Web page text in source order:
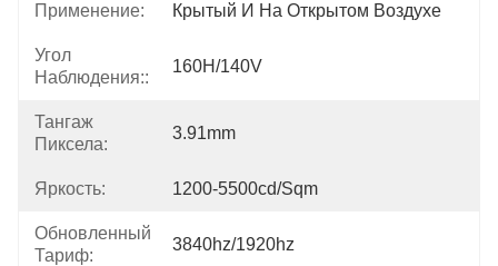
Применение: Крытый И На Открытом Воздухе
Угол
Наблюдения::
160H/140V
Тангаж
Пиксела:
3.91mm
Яркость: 1200-5500cd/sqm
Обновленный
Тариф:
3840hz/1920hz